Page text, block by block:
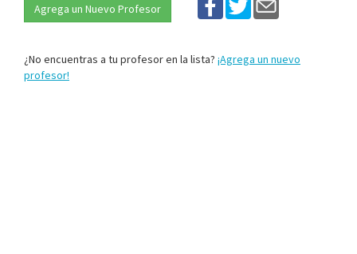
Agrega un Nuevo Profesor
¿No encuentras a tu profesor en la lista? ¡Agrega un nuevo
profesor!